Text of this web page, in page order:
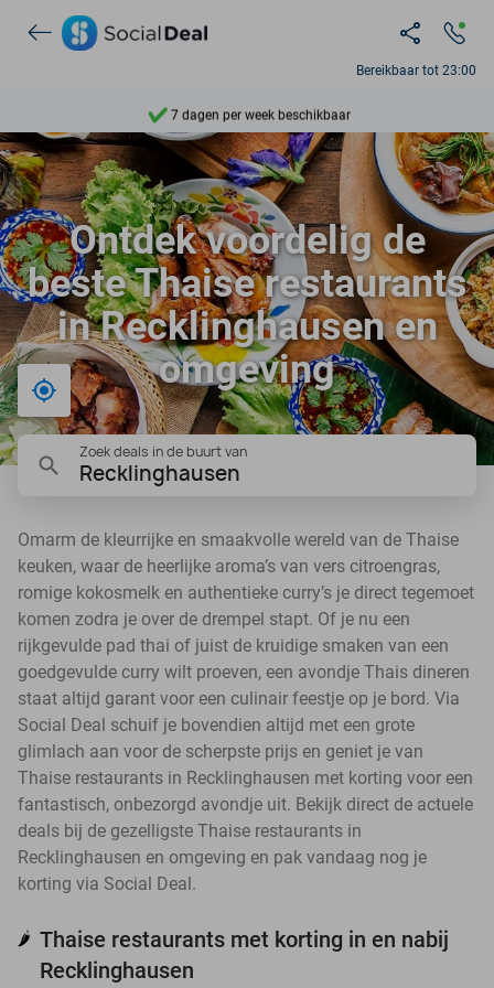
Bereikbaar tot 23:00
7 dagen per week beschikbaar
10+ miljoen leden
9,4
Ontdek 15.000+ deals
Ontdek voordelig de
beste Thaise restaurants
in Recklinghausen en
omgeving
Bij mij in de buurt
Zoek deals in de buurt van
Recklinghausen
Omarm de kleurrijke en smaakvolle wereld van de Thaise
keuken, waar de heerlijke aroma’s van vers citroengras,
romige kokosmelk en authentieke curry’s je direct tegemoet
komen zodra je over de drempel stapt. Of je nu een
rijkgevulde pad thai of juist de kruidige smaken van een
goedgevulde curry wilt proeven, een avondje Thais dineren
staat altijd garant voor een culinair feestje op je bord. Via
Social Deal schuif je bovendien altijd met een grote
glimlach aan voor de scherpste prijs en geniet je van
Thaise restaurants in Recklinghausen met korting voor een
fantastisch, onbezorgd avondje uit. Bekijk direct de actuele
deals bij de gezelligste Thaise restaurants in
Recklinghausen en omgeving en pak vandaag nog je
korting via Social Deal.
🌶️ Thaise restaurants met korting in en nabij
Recklinghausen